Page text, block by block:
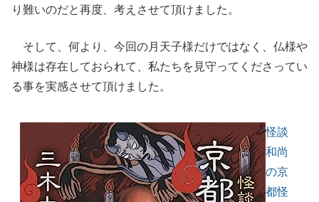
り難いのだと再度、考えさせて頂けました。
そして、何より、今回の月天子様だけではなく、仏様や
神様は存在しておられて、私たちを見守ってくださってい
る事を実感させて頂けました。
怪談
和尚
の京
都怪